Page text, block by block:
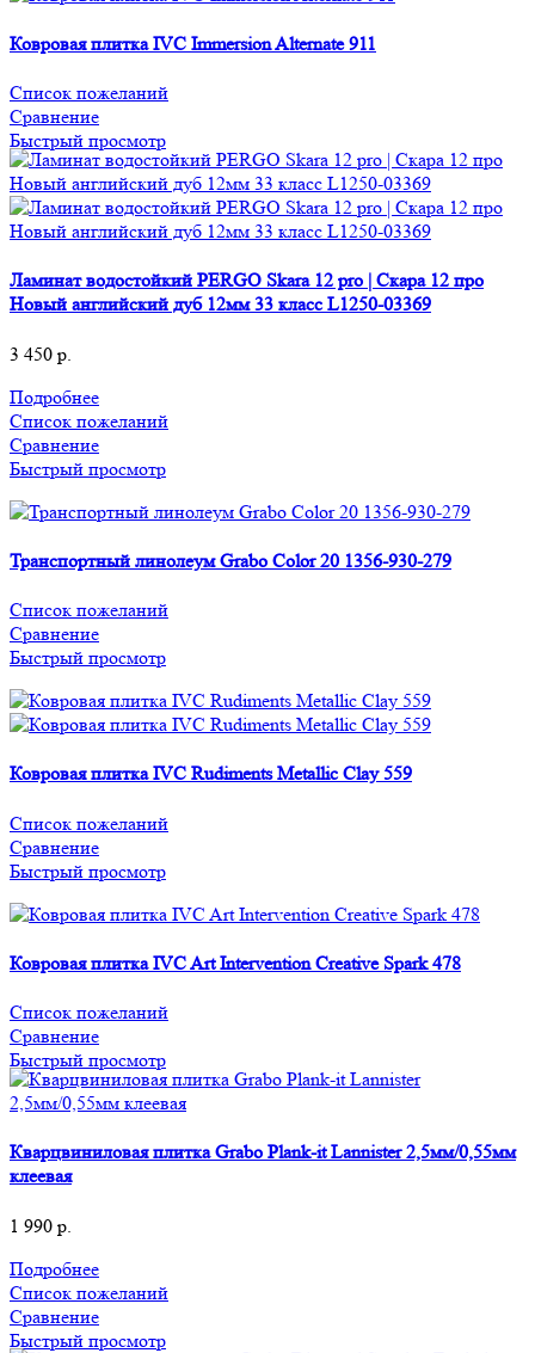
Ковровая плитка IVC Immersion Alternate 911
Список пожеланий
Сравнение
Быстрый просмотр
Ламинат водостойкий PERGO Skara 12 pro | Скара 12 про
Новый английский дуб 12мм 33 класс L1250-03369
3 450 р.
Подробнее
Список пожеланий
Сравнение
Быстрый просмотр
Транспортный линолеум Grabo Color 20 1356-930-279
Список пожеланий
Сравнение
Быстрый просмотр
Ковровая плитка IVC Rudiments Metallic Clay 559
Список пожеланий
Сравнение
Быстрый просмотр
Ковровая плитка IVC Art Intervention Creative Spark 478
Список пожеланий
Сравнение
Быстрый просмотр
Кварцвиниловая плитка Grabo Plank-it Lannister 2,5мм/0,55мм
клеевая
1 990 р.
Подробнее
Список пожеланий
Сравнение
Быстрый просмотр